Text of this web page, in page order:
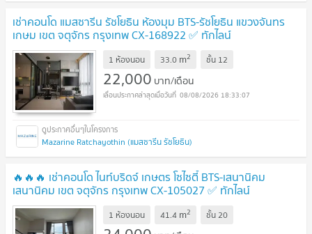
เช่าคอนโด แมสซารีน รัชโยธิน ห้องมุม BTS-รัชโยธิน แขวงจันทร
เกษม เขต จตุจักร กรุงเทพ CX-168922 ✅ ทักไลน์
@connexproperty ตอบทันที ทีมงานมืออาชีพ ✅
1 ห้องนอน 33.0 m2 ชั้น 12
22,000 บาท/เดือน
08/08/2026 18:33:07
Mazarine Ratchayothin (แมสซารีน รัชโยธิน)
🔥🔥🔥 เช่าคอนโด ไนท์บริดจ์ เกษตร โซไซตี้ BTS-เสนานิคม
เสนานิคม เขต จตุจักร กรุงเทพ CX-105027 ✅ ทักไลน์
@connexproperty ตอบทันที ทีมงานมืออาชีพ ✅ 🔥🔥🔥
1 ห้องนอน 41.4 m2 ชั้น20